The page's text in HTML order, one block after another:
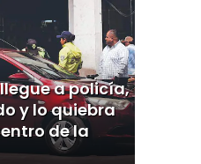
a policía,
y lo quiebra
de la